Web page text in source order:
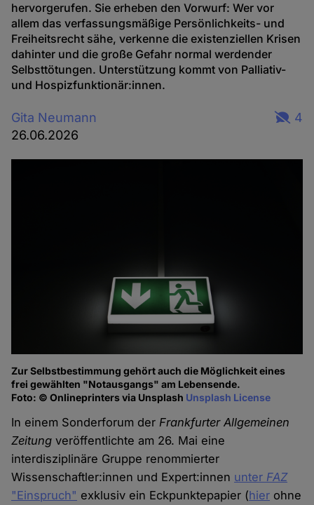
hervorgerufen. Sie erheben den Vorwurf: Wer vor
allem das verfassungsmäßige Persönlichkeits- und
Freiheitsrecht sähe, verkenne die existenziellen Krisen
dahinter und die große Gefahr normal werdender
Selbsttötungen. Unterstützung kommt von Palliativ-
und Hospizfunktionär:innen.
Gita Neumann
26.06.2026
4
Zur Selbstbestimmung gehört auch die Möglichkeit eines
frei gewählten "Notausgangs" am Lebensende.
Foto: © Onlineprinters via Unsplash Unsplash License
In einem Sonderforum der Frankfurter Allgemeinen
Zeitung veröffentlichte am 26. Mai eine
interdisziplinäre Gruppe renommierter
Wissenschaftler:innen und Expert:innen unter FAZ
"Einspruch" exklusiv ein Eckpunktepapier (hier ohne